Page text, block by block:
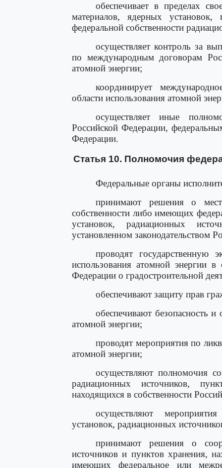
обеспечивает в пределах
материалов, ядерных
федеральной собственности
осуществляет контроль за
по международным договорам
атомной энергии;
координирует
области использования атомной
осуществляет иные
Российской Федерации,
Федерации.
Статья 10. Полномочия
Федеральные органы
принимают решения о
собственности либо имеющих
установок, радиационных
установленном законодательством
проводят государственную
использования атомной энергии в
Федерации о градостроительной
обеспечивают защиту прав
обеспечивают безопасность
атомной энергии;
проводят мероприятия по
атомной энергии;
осуществляют полномочия
радиационных источников,
находящихся в собственности
осуществляют
установок, радиационных
принимают решения о
источников и пунктов хранения,
имеющих федеральное или